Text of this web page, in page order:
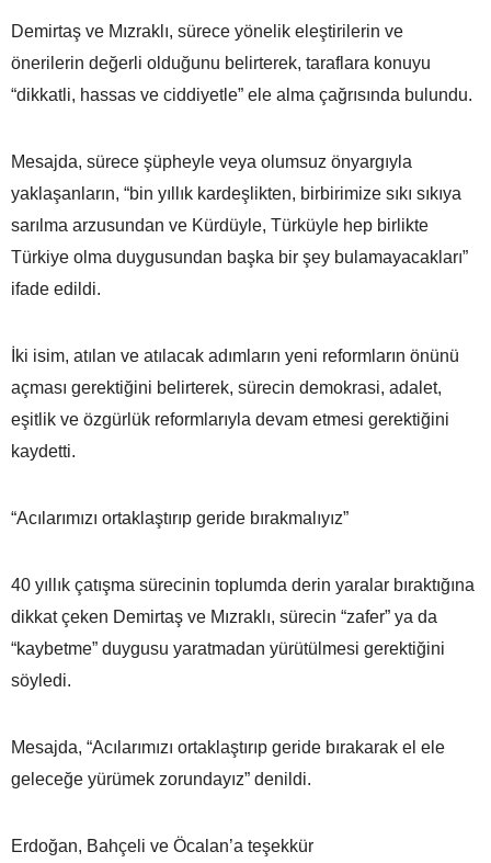
Demirtaş ve Mızraklı, sürece yönelik eleştirilerin ve
önerilerin değerli olduğunu belirterek, taraflara konuyu
“dikkatli, hassas ve ciddiyetle” ele alma çağrısında bulundu.
Mesajda, sürece şüpheyle veya olumsuz önyargıyla
yaklaşanların, “bin yıllık kardeşlikten, birbirimize sıkı sıkıya
sarılma arzusundan ve Kürdüyle, Türküyle hep birlikte
Türkiye olma duygusundan başka bir şey bulamayacakları”
ifade edildi.
İki isim, atılan ve atılacak adımların yeni reformların önünü
açması gerektiğini belirterek, sürecin demokrasi, adalet,
eşitlik ve özgürlük reformlarıyla devam etmesi gerektiğini
kaydetti.
“Acılarımızı ortaklaştırıp geride bırakmalıyız”
40 yıllık çatışma sürecinin toplumda derin yaralar bıraktığına
dikkat çeken Demirtaş ve Mızraklı, sürecin “zafer” ya da
“kaybetme” duygusu yaratmadan yürütülmesi gerektiğini
söyledi.
Mesajda, “Acılarımızı ortaklaştırıp geride bırakarak el ele
geleceğe yürümek zorundayız” denildi.
Erdoğan, Bahçeli ve Öcalan’a teşekkür